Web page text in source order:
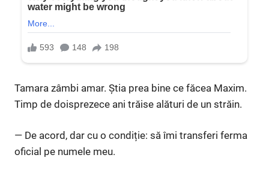
Tamara zâmbi amar. Știa prea bine ce făcea Maxim.
Timp de doisprezece ani trăise alături de un străin.
— De acord, dar cu o condiție: să îmi transferi ferma
oficial pe numele meu.